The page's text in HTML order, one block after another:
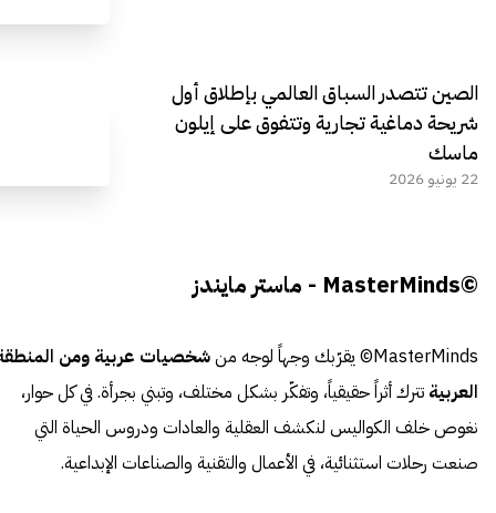
الصين تتصدر السباق العالمي بإطلاق أول
شريحة دماغية تجارية وتتفوق على إيلون
ماسك
22 يونيو 2026
©MasterMinds - ماستر مايندز
MasterMinds© يقرّبك وجهاً لوجه من
شخصيات عربية ومن
العربية تترك أثراً حقيقياً، وتفكّر بشكل مختلف، وتبني بجرأة. في كل حوار،
نغوص خلف الكواليس لنكشف العقلية والعادات ودروس الحياة التي
صنعت رحلات استثنائية، في الأعمال والتقنية والصناعات الإبداعية.